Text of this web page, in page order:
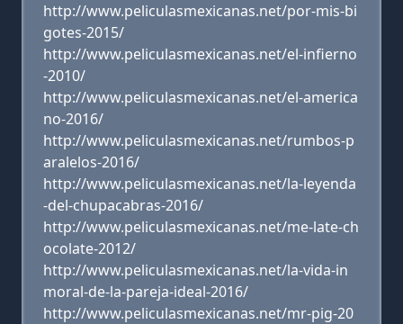
http://www.peliculasmexicanas.net/por-mis-bi
gotes-2015/
http://www.peliculasmexicanas.net/el-infierno
-2010/
http://www.peliculasmexicanas.net/el-america
no-2016/
http://www.peliculasmexicanas.net/rumbos-p
aralelos-2016/
http://www.peliculasmexicanas.net/la-leyenda
-del-chupacabras-2016/
http://www.peliculasmexicanas.net/me-late-ch
ocolate-2012/
http://www.peliculasmexicanas.net/la-vida-in
moral-de-la-pareja-ideal-2016/
http://www.peliculasmexicanas.net/mr-pig-20